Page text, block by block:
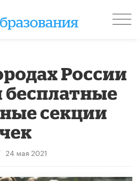
России
секции
24 мая 2021